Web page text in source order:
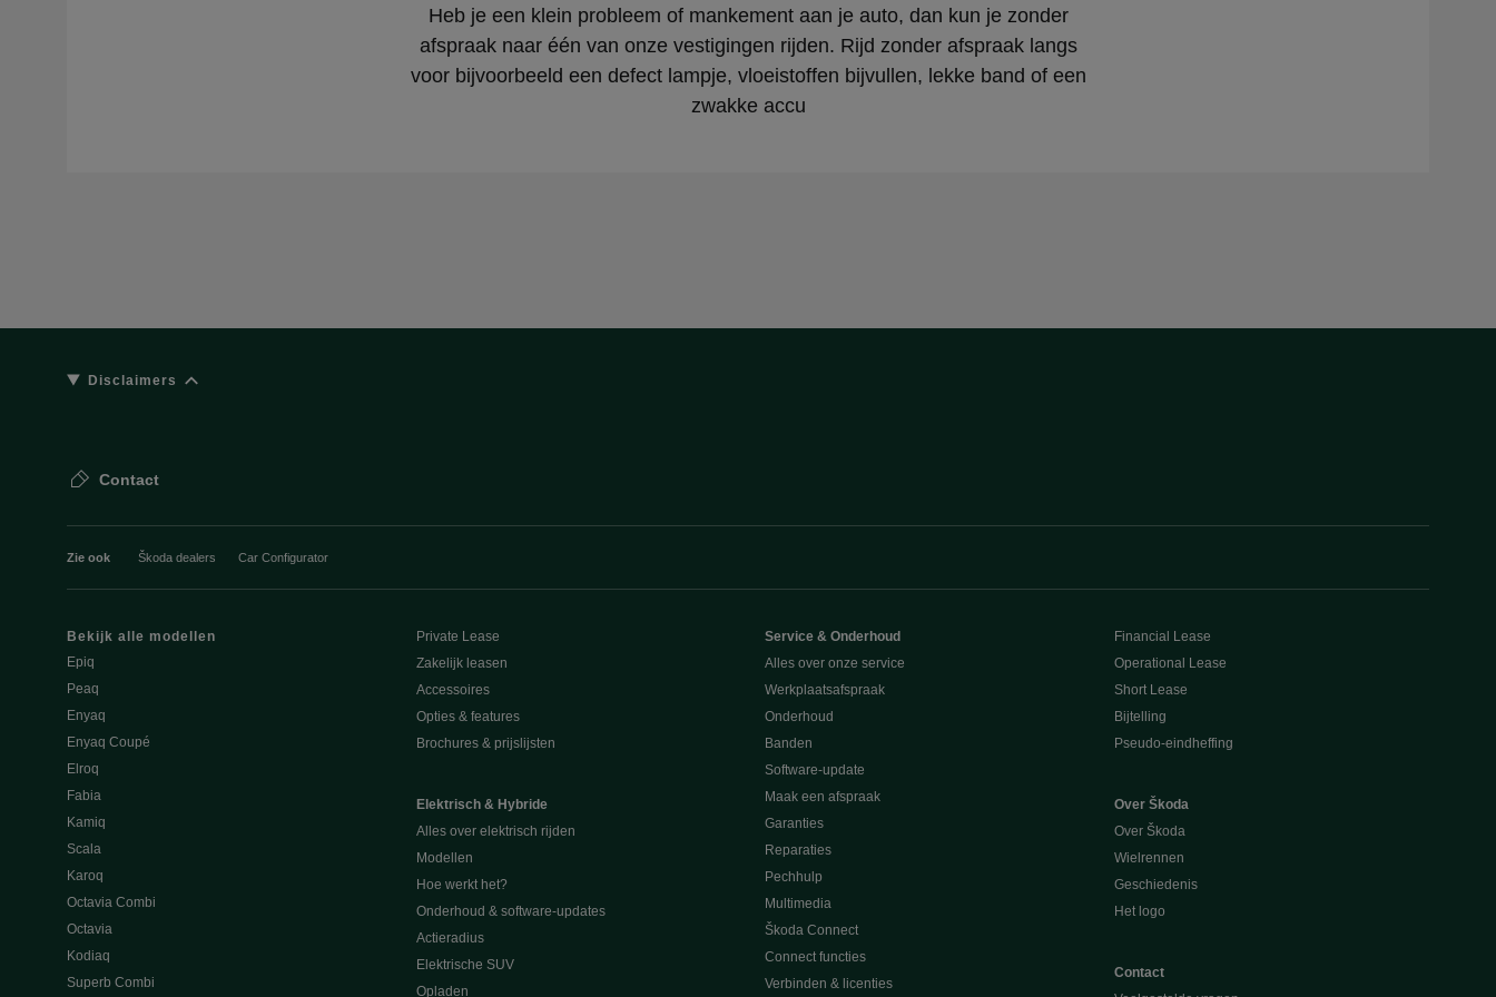
Heb je een klein probleem of mankement aan je auto, dan kun je zonder
afspraak naar één van onze vestigingen rijden. Rijd zonder afspraak langs
voor bijvoorbeeld een defect lampje, vloeistoffen bijvullen, lekke band of een
zwakke accu
Disclaimers
Contact
Zie ook Škoda dealers Car Configurator
Bekijk alle modellen
Epiq
Peaq
Enyaq
Enyaq Coupé
Elroq
Fabia
Kamiq
Scala
Karoq
Octavia Combi
Octavia
Kodiaq
Superb Combi
Private Lease
Zakelijk leasen
Accessoires
Opties & features
Brochures & prijslijsten
Elektrisch & Hybride
Alles over elektrisch rijden
Modellen
Hoe werkt het?
Onderhoud & software-updates
Actieradius
Elektrische SUV
Opladen
Service & Onderhoud
Alles over onze service
Werkplaatsafspraak
Onderhoud
Banden
Software-update
Maak een afspraak
Garanties
Reparaties
Pechhulp
Multimedia
Škoda Connect
Connect functies
Verbinden & licenties
Financial Lease
Operational Lease
Short Lease
Bijtelling
Pseudo-eindheffing
Over Škoda
Over Škoda
Wielrennen
Geschiedenis
Het logo
Contact